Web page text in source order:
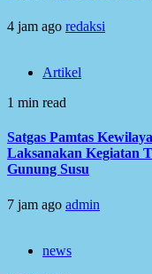
4 jam ago redaksi
Artikel
1 min read
Satgas Pamtas
Laksanakan Kegiatan
Gunung Susu
7 jam ago admin
news